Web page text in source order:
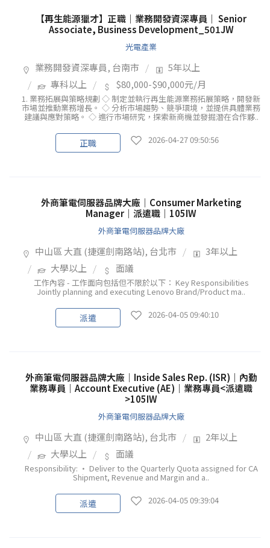
【再生能源獵才】正職｜業務開發資深專員｜ Senior
Associate​​, Business Development_501JW
光電產業
業務開發資深專員, 台南市
5年以上
專科以上
$80,000-$90,000元/月
1. 業務拓展與策略規劃 ◇ 制定並執行再生能源業務拓展策略，開發新
市場並推動業務增長。 ◇ 分析市場趨勢、競爭環境，並提供具體業務
建議與應對策略。 ◇ 進行市場研究，探索新商機並發掘潛在合作夥..
正職 2026-04-27 09:50:56
外商筆電伺服器品牌大廠｜Consumer Marketing
Manager｜派遣職｜105IW
外商筆電伺服器品牌大廠
中山區 大直 (捷運劍南路站), 台北市
3年以上
大學以上
面議
工作內容 - 工作面向包括但不限於以下： Key Responsibilities
Jointly planning and executing Lenovo Brand/Product ma..
派遣 2026-04-05 09:40:10
外商筆電伺服器品牌大廠｜Inside Sales Rep. (ISR)｜內勤
業務專員｜Account Executive (AE)｜業務專員<派遣職
>105IW
外商筆電伺服器品牌大廠
中山區 大直 (捷運劍南路站), 台北市
2年以上
大學以上
面議
Responsibility: • Deliver to the Quarterly Quota assigned for CA
Shipment, Revenue and Margin and a..
派遣 2026-04-05 09:39:04